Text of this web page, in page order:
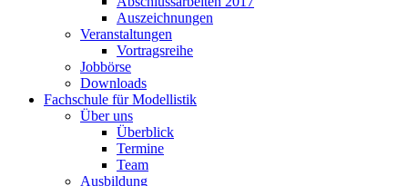
Auszeichnungen
Veranstaltungen
Vortragsreihe
Jobbörse
Downloads
Fachschule für Modellistik
Über uns
Überblick
Termine
Team
Ausbildung